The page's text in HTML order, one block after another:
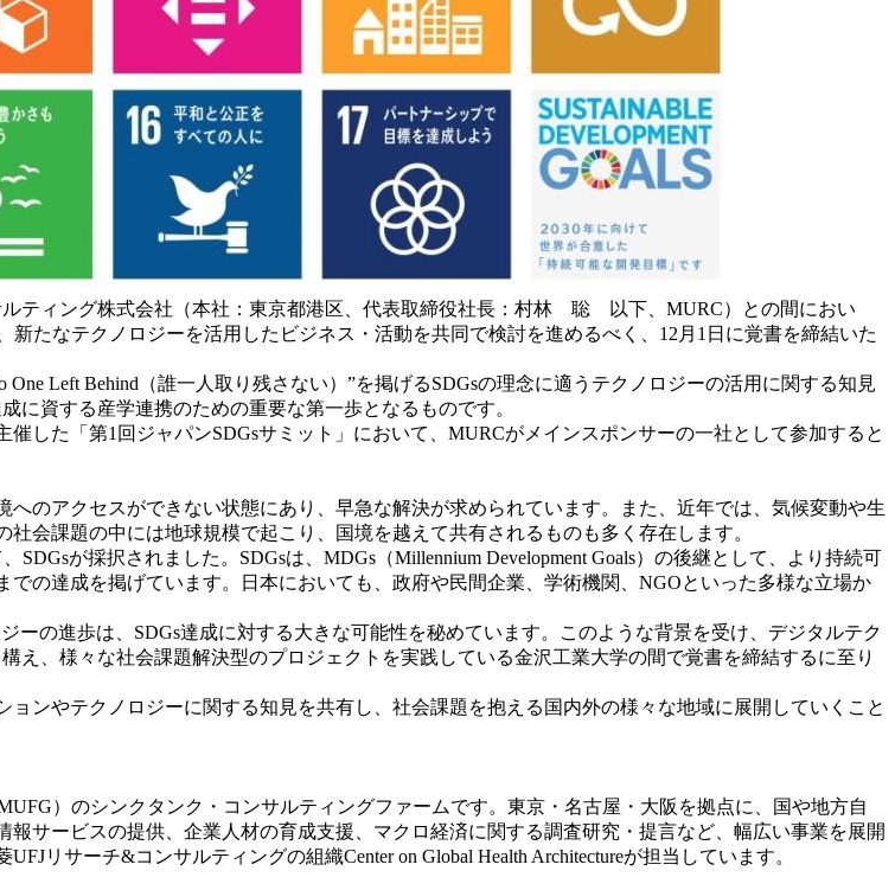
ティング株式会社（本社：東京都港区、代表取締役社長：村林 聡 以下、MURC）との間におい
新たなテクノロジーを活用したビジネス・活動を共同で検討を進めるべく、12月1日に覚書を締結いた
Left Behind（誰一人取り残さない）”を掲げるSDGsの理念に適うテクノロジーの活用に関する知見
に資する産学連携のための重要な第一歩となるものです。
した「第1回ジャパンSDGsサミット」において、MURCがメインスポンサーの一社として参加すると
のアクセスができない状態にあり、早急な解決が求められています。また、近年では、気候変動や生
会課題の中には地球規模で起こり、国境を越えて共有されるものも多く存在します。
が採択されました。SDGsは、MDGs（Millennium Development Goals）の後継として、より持続可
の達成を掲げています。日本においても、政府や民間企業、学術機関、NGOといった多様な立場か
の進歩は、SDGs達成に対する大きな可能性を秘めています。このような背景を受け、デジタルテク
え、様々な社会課題解決型のプロジェクトを実践している金沢工業大学の間で覚書を締結するに至り
ンやテクノロジーに関する知見を共有し、社会課題を抱える国内外の様々な地域に展開していくこと
）のシンクタンク・コンサルティングファームです。東京・名古屋・大阪を拠点に、国や地方自
サービスの提供、企業人材の育成支援、マクロ経済に関する調査研究・提言など、幅広い事業を展開
リサーチ&コンサルティングの組織Center on Global Health Architectureが担当しています。